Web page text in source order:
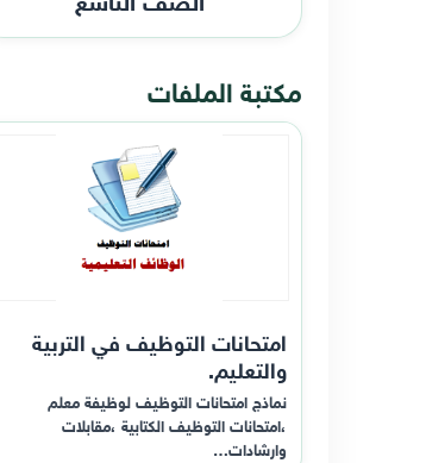
مكتبة الملفات
امتحانات التوظيف في التربية
والتعليم.
نماذج امتحانات التوظيف لوظيفة معلم
،امتحانات التوظيف الكتابية ،مقابلات
وارشادات…